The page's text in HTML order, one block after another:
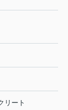
リート